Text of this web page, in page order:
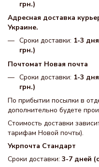
грн.)
Адресная доставка
Украине.
Сроки доставки: 1-3
грн.)
Почтомат Новая почта
Сроки доставки: 1-3
грн.)
По прибытии посылки в
дополнительно будете
Стоимость доставки
тарифам Новой почты).
Укрпочта Стандарт
Сроки доставки: 3-7 дней